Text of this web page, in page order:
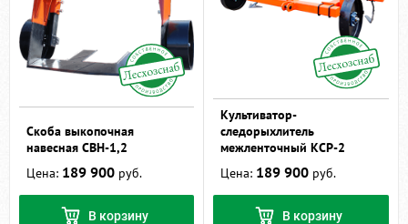
Скоба выкопочная
навесная СВН-1,2
Цена: 189 900 руб.
В корзину
Культиватор-
следорыхлитель
межленточный КСР-2
Цена: 189 900 руб.
В корзину